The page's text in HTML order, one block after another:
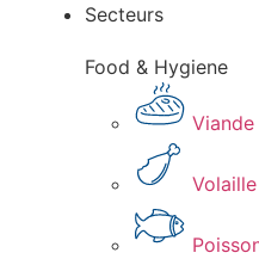
Secteurs
Food & Hygiene
Viande​
Volaille​